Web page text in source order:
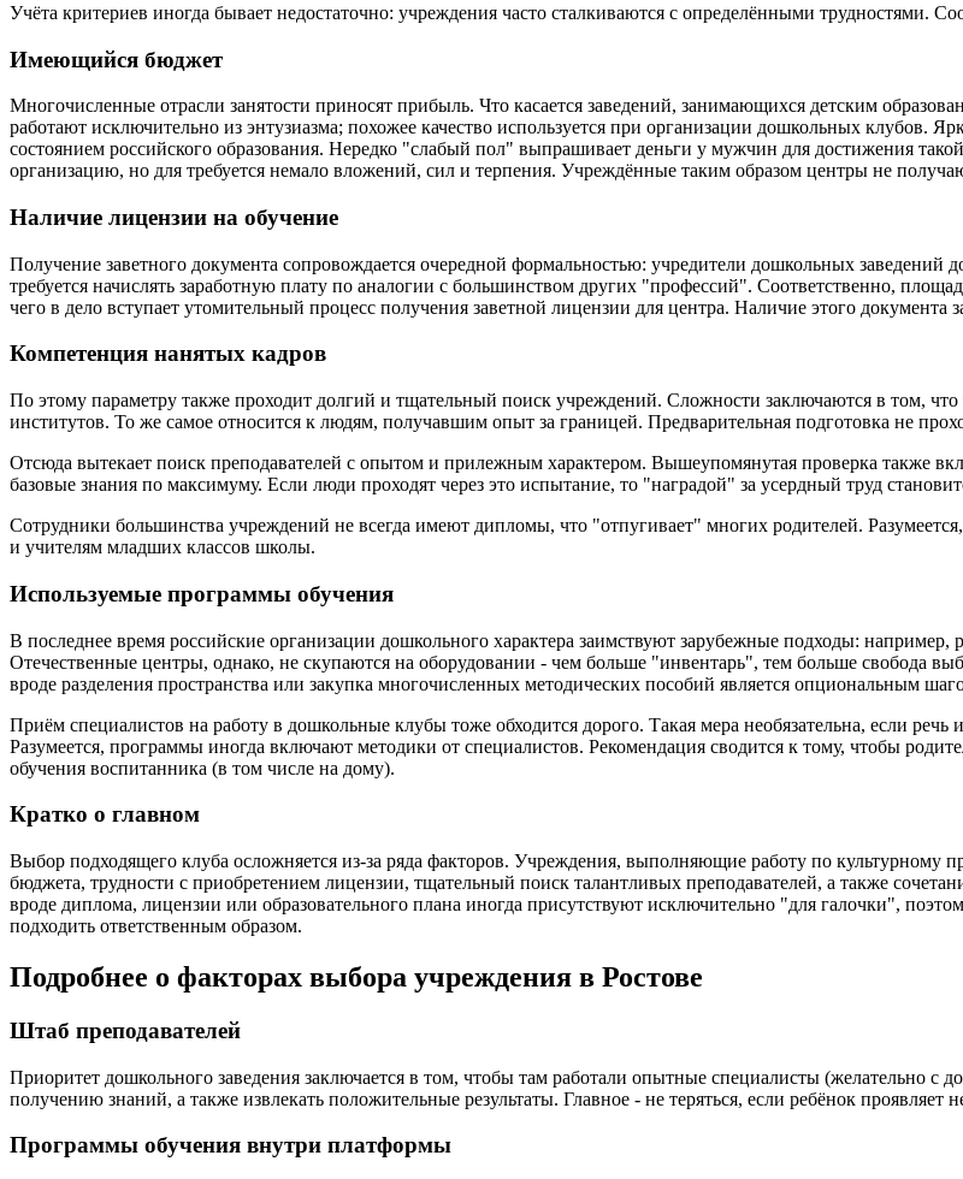
Учёта критериев иногда бывает недостаточно: учреждения часто сталкиваются с определёнными трудностями.
Имеющийся бюджет
Многочисленные отрасли занятости приносят прибыль. Что касается заведений, занимающихся детским
работают исключительно из энтузиазма; похожее качество используется при организации дошкольных
состоянием российского образования. Нередко "слабый пол" выпрашивает деньги у мужчин для достижения
организацию, но для требуется немало вложений, сил и терпения. Учреждённые таким образом центры не
Наличие лицензии на обучение
Получение заветного документа сопровождается очередной формальностью: учредители дошкольных заведений
требуется начислять заработную плату по аналогии с большинством других "профессий". Соответственно,
чего в дело вступает утомительный процесс получения заветной лицензии для центра. Наличие этого документа
Компетенция нанятых кадров
По этому параметру также проходит долгий и тщательный поиск учреждений. Сложности заключаются в том,
институтов. То же самое относится к людям, получавшим опыт за границей. Предварительная подготовка не
Отсюда вытекает поиск преподавателей с опытом и прилежным характером. Вышеупомянутая проверка также
базовые знания по максимуму. Если люди проходят через это испытание, то "наградой" за усердный труд
Сотрудники большинства учреждений не всегда имеют дипломы, что "отпугивает" многих родителей.
и учителям младших классов школы.
Используемые программы обучения
В последнее время российские организации дошкольного характера заимствуют зарубежные подходы:
Отечественные центры, однако, не скупаются на оборудовании - чем больше "инвентарь", тем больше свобода
вроде разделения пространства или закупка многочисленных методических пособий является опциональным
Приём специалистов на работу в дошкольные клубы тоже обходится дорого. Такая мера необязательна, если
Разумеется, программы иногда включают методики от специалистов. Рекомендация сводится к тому, чтобы
обучения воспитанника (в том числе на дому).
Кратко о главном
Выбор подходящего клуба осложняется из-за ряда факторов. Учреждения, выполняющие работу по культурному
бюджета, трудности с приобретением лицензии, тщательный поиск талантливых преподавателей, а также
вроде диплома, лицензии или образовательного плана иногда присутствуют исключительно "для галочки",
подходить ответственным образом.
Подробнее о факторах выбора учреждения в Ростове
Штаб преподавателей
Приоритет дошкольного заведения заключается в том, чтобы там работали опытные специалисты (желательно с
получению знаний, а также извлекать положительные результаты. Главное - не теряться, если ребёнок
Программы обучения внутри платформы